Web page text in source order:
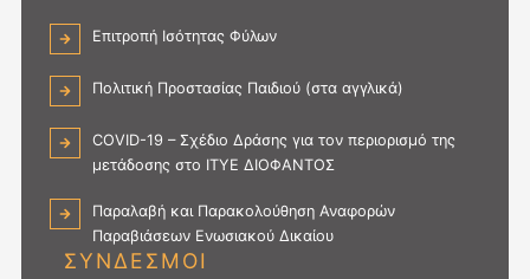
Επιτροπή Ισότητας Φύλων
Πολιτική Προστασίας Παιδιού (στα αγγλικά)
COVID-19 – Σχέδιο Δράσης για τον περιορισμό της
μετάδοσης στο ΙΤΥΕ ΔΙΟΦΑΝΤΟΣ
Παραλαβή και Παρακολούθηση Αναφορών
Παραβιάσεων Ενωσιακού Δικαίου
ΣΥΝΔΕΣΜΟΙ